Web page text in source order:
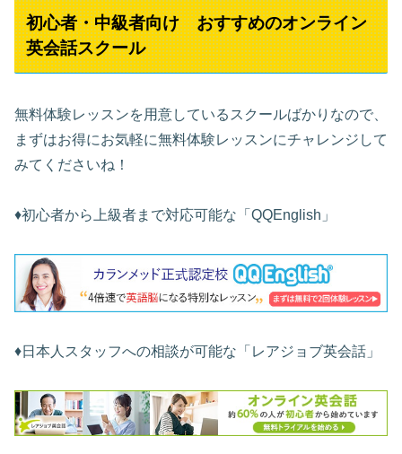
初心者・中級者向け おすすめのオンライン
英会話スクール
無料体験レッスンを用意しているスクールばかりなので、
まずはお得にお気軽に無料体験レッスンにチャレンジして
みてくださいね！
♦︎初心者から上級者まで対応可能な「QQEnglish」
♦︎日本人スタッフへの相談が可能な「レアジョブ英会話」